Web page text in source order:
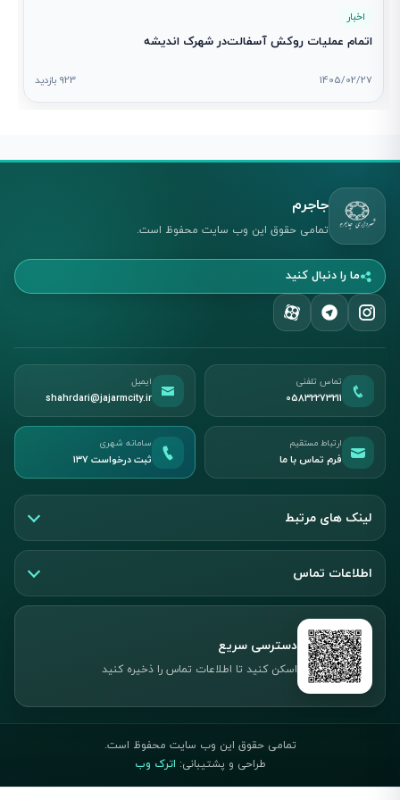
اخبار
اتمام عملیات روکش آسفالت‌در شهرک اندیشه
1405/02/27 923 بازدید
جاجرم
تمامی حقوق این وب سایت محفوظ است.
ما را دنبال کنید
تماس تلفنی
05832273211
ایمیل
shahrdari@jajarmcity.ir
ارتباط مستقیم
فرم تماس با ما
سامانه شهری
ثبت درخواست ۱۳۷
لینک های مرتبط
اطلاعات تماس
دسترسی سریع
اسکن کنید تا اطلاعات تماس را ذخیره کنید
تمامی حقوق این وب سایت محفوظ است.
طراحی و پشتیبانی: اترک وب